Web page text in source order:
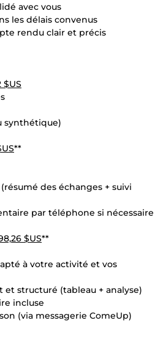
avec vous
les délais convenus
rendu clair et précis
$US
synthétique)
**
des échanges + suivi
par téléphone si nécessaire
$US**
à votre activité et vos
structuré (tableau + analyse)
incluse
(via messagerie ComeUp)